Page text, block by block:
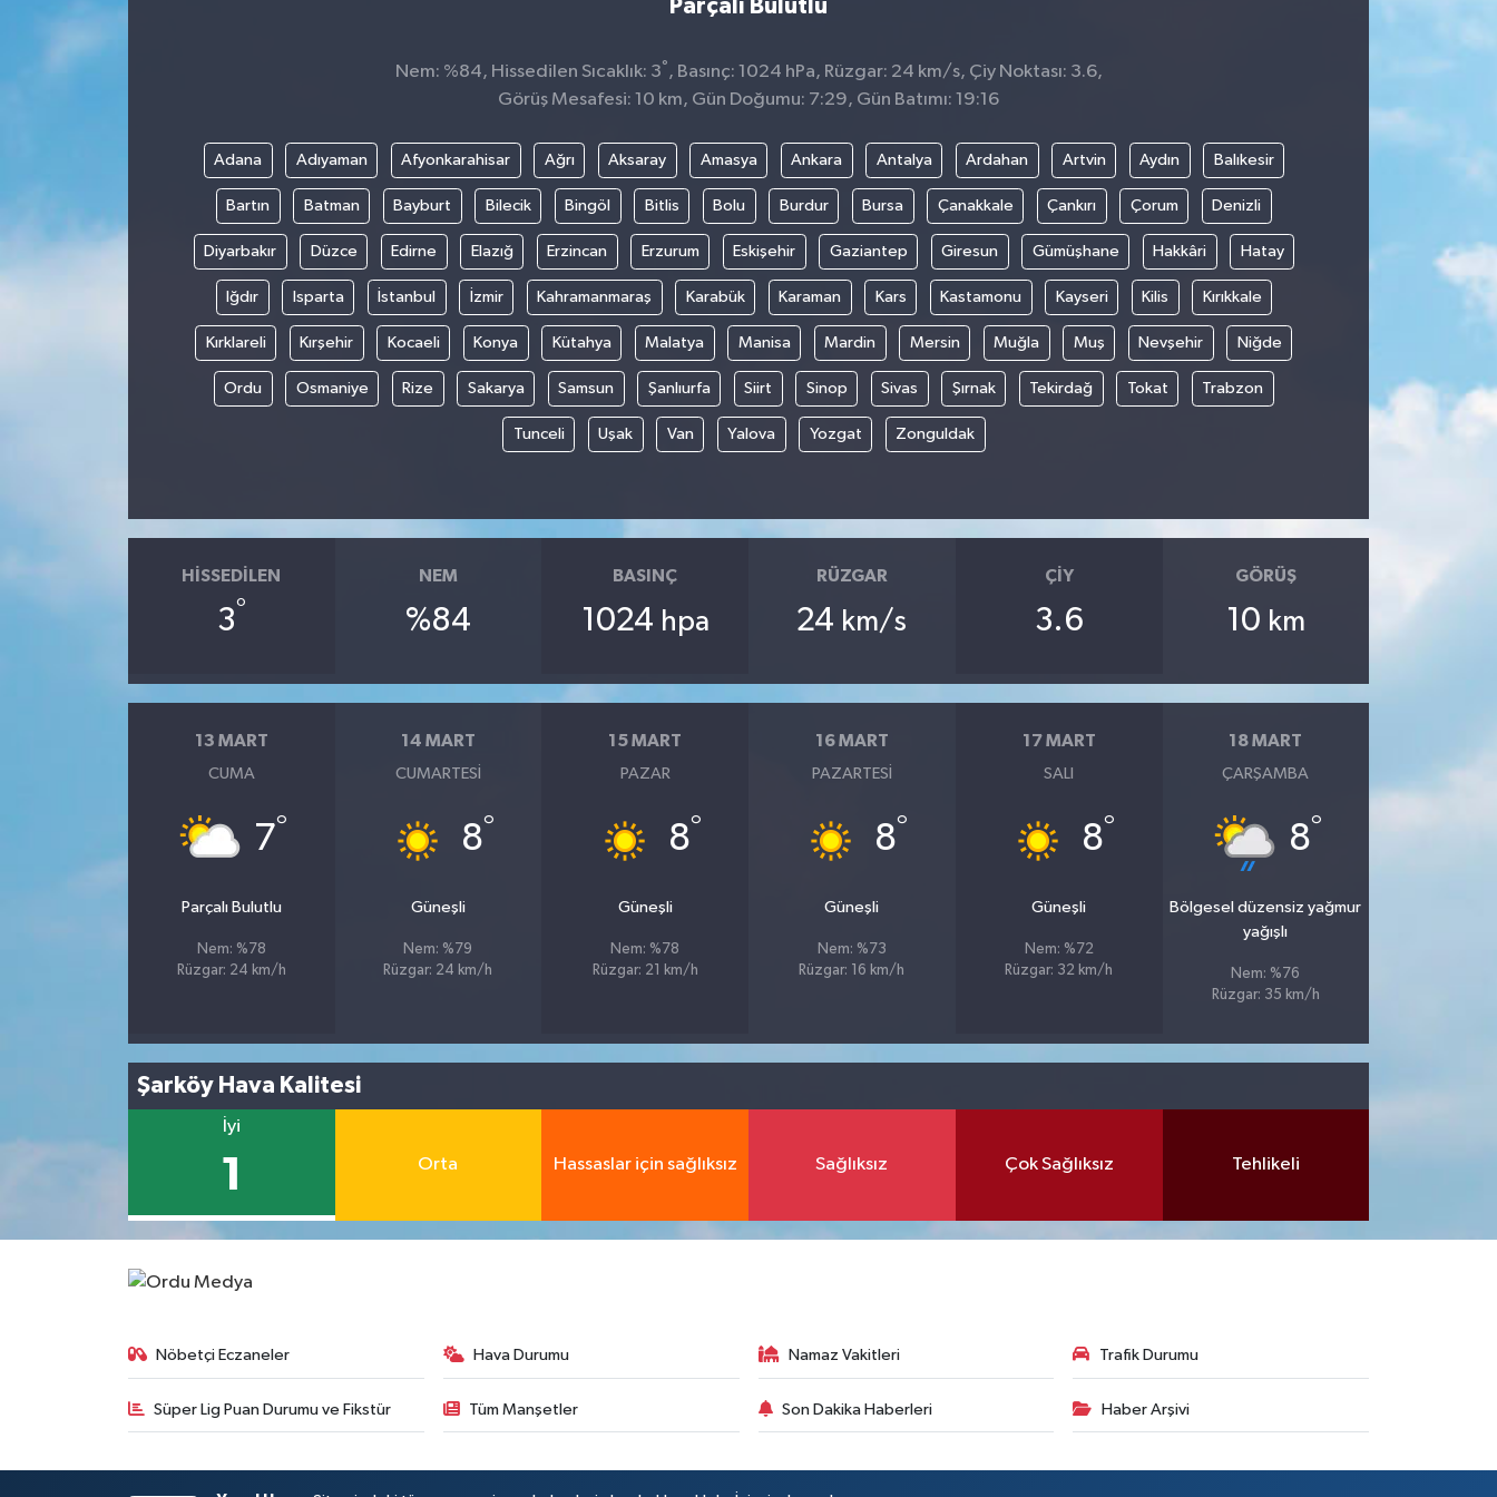
Parçalı Bulutlu
Nem: %84, Hissedilen Sıcaklık: 3° , Basınç: 1024 hPa, Rüzgar: 24 km/s, Çiy Noktası: 3.6,
Görüş Mesafesi: 10 km, Gün Doğumu: 7:29, Gün Batımı: 19:16
Adana Adıyaman Afyonkarahisar Ağrı Aksaray Amasya Ankara Antalya Ardahan Artvin Aydın Balıkesir
Bartın Batman Bayburt Bilecik Bingöl Bitlis Bolu Burdur Bursa Çanakkale Çankırı Çorum Denizli
Diyarbakır Düzce Edirne Elazığ Erzincan Erzurum Eskişehir Gaziantep Giresun Gümüşhane Hakkâri Hatay
Iğdır Isparta İstanbul İzmir Kahramanmaraş Karabük Karaman Kars Kastamonu Kayseri Kilis Kırıkkale
Kırklareli Kırşehir Kocaeli Konya Kütahya Malatya Manisa Mardin Mersin Muğla Muş Nevşehir Niğde
Ordu Osmaniye Rize Sakarya Samsun Şanlıurfa Siirt Sinop Sivas Şırnak Tekirdağ Tokat Trabzon
Tunceli Uşak Van Yalova Yozgat Zonguldak
HISSEDILEN
3°
NEM
%84
BASINÇ
1024 hpa
RÜZGAR
24 km/s
ÇIY
3.6
GÖRÜŞ
10 km
13 MART
CUMA
7°
Parçalı Bulutlu
Nem: %78
Rüzgar: 24 km/h
14 MART
CUMARTESI
8°
Güneşli
Nem: %79
Rüzgar: 24 km/h
15 MART
PAZAR
8°
Güneşli
Nem: %78
Rüzgar: 21 km/h
16 MART
PAZARTESI
8°
Güneşli
Nem: %73
Rüzgar: 16 km/h
17 MART
SALI
8°
Güneşli
Nem: %72
Rüzgar: 32 km/h
18 MART
ÇARŞAMBA
8°
Bölgesel düzensiz yağmur
yağışlı
Nem: %76
Rüzgar: 35 km/h
Şarköy Hava Kalitesi
İyi
1 Orta Hassaslar için sağlıksız Sağlıksız Çok Sağlıksız Tehlikeli
Nöbetçi Eczaneler Hava Durumu Namaz Vakitleri Trafik Durumu
Süper Lig Puan Durumu ve Fikstür Tüm Manşetler Son Dakika Haberleri Haber Arşivi